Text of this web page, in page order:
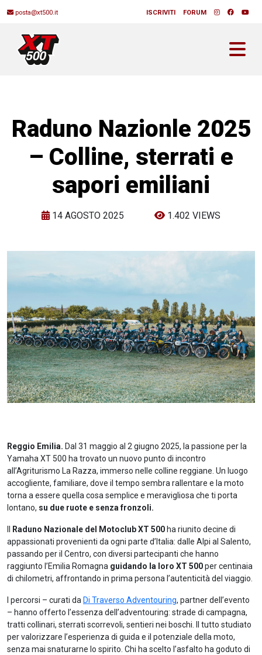
posta@xt500.it ISCRIVITI FORUM
Raduno Nazionle 2025
– Colline, sterrati e
sapori emiliani
14 AGOSTO 2025 1.402 VIEWS
Reggio Emilia. Dal 31 maggio al 2 giugno 2025, la passione per la
Yamaha XT 500 ha trovato un nuovo punto di incontro
all’Agriturismo La Razza, immerso nelle colline reggiane. Un luogo
accogliente, familiare, dove il tempo sembra rallentare e la moto
torna a essere quella cosa semplice e meravigliosa che ti porta
lontano, su due ruote e senza fronzoli.
Raduno Nazionale del Motoclub XT 500 ha riunito decine di
appassionati provenienti da ogni parte d’Italia: dalle Alpi al Salento,
passando per il Centro, con diversi partecipanti che hanno
raggiunto l’Emilia Romagna guidando la loro XT 500per centinaia
di chilometri, affrontando in prima persona l’autenticità del viaggio.
I percorsi – curati da Di Traverso Adventouring, partner dell’evento
– hanno offerto l’essenza dell’adventouring: strade di campagna,
tratti collinari, sterrati scorrevoli, sentieri nei boschi. Il tutto studiato
per valorizzare l’esperienza di guida e il potenziale della moto,
senza mai snaturarne lo spirito. Chi ha scelto l’asfalto ha goduto di